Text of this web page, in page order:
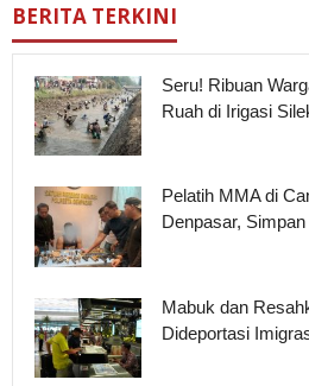
BERITA TERKINI
Seru! Ribuan
Ruah di Irigasi
Pelatih MMA di
Denpasar,
Mabuk dan
Dideportasi